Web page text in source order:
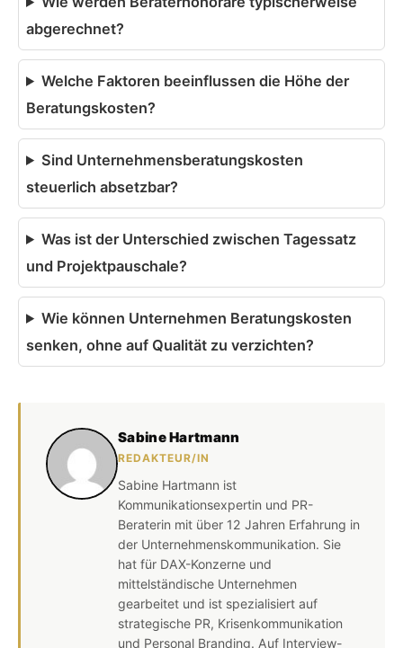
abgerechnet?
Welche Faktoren beeinflussen die Höhe der
Beratungskosten?
Sind Unternehmensberatungskosten
steuerlich absetzbar?
Was ist der Unterschied zwischen Tagessatz
und Projektpauschale?
Wie können Unternehmen Beratungskosten
senken, ohne auf Qualität zu verzichten?
Sabine Hartmann
REDAKTEUR/IN
Sabine Hartmann ist
Kommunikationsexpertin und PR-
Beraterin mit über 12 Jahren Erfahrung in
der Unternehmenskommunikation. Sie
hat für DAX-Konzerne und
mittelständische Unternehmen
gearbeitet und ist spezialisiert auf
strategische PR, Krisenkommunikation
und Personal Branding. Auf Interview-